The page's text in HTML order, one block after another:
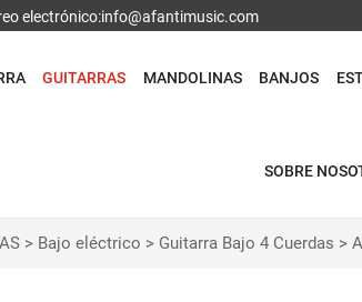
electrónico:info@afantimusic.com
GUITARRAS MANDOLINAS BANJOS
SOBRE
> Bajo eléctrico > Guitarra Bajo 4 Cuerdas >